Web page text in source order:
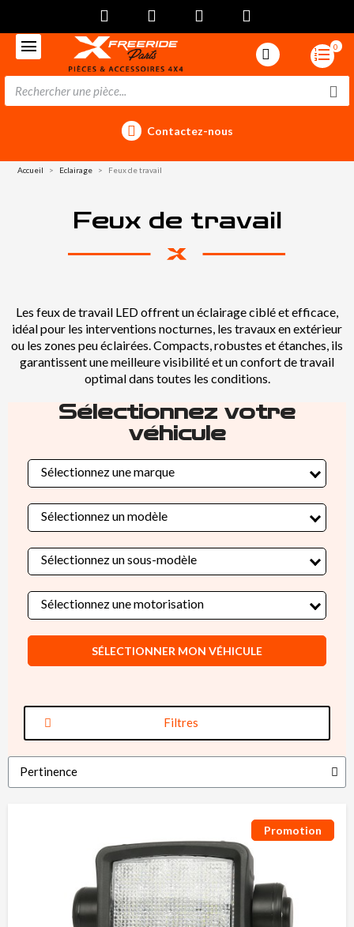
0
Contactez-nous
Accueil Eclairage Feux de travail
Feux de travail
Les feux de travail LED offrent un éclairage ciblé et efficace,
idéal pour les interventions nocturnes, les travaux en extérieur
ou les zones peu éclairées. Compacts, robustes et étanches, ils
garantissent une meilleure visibilité et un confort de travail
optimal dans toutes les conditions.
Filtres
Sélectionnez votre
véhicule
Sélectionnez une marque
Sélectionnez un modèle
Sélectionnez un sous-modèle
Sélectionnez une motorisation
SÉLECTIONNER MON VÉHICULE
Promotion